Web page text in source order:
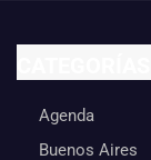
Agenda
Buenos Aires